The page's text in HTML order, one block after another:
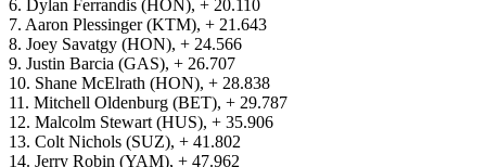
6. Dylan Ferrandis (HON), + 20.110
7. Aaron Plessinger (KTM), + 21.643
8. Joey Savatgy (HON), + 24.566
9. Justin Barcia (GAS), + 26.707
10. Shane McElrath (HON), + 28.838
11. Mitchell Oldenburg (BET), + 29.787
12. Malcolm Stewart (HUS), + 35.906
13. Colt Nichols (SUZ), + 41.802
14. Jerry Robin (YAM), + 47.962